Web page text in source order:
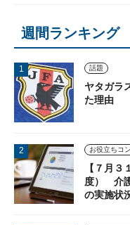
週間ランキング
話題
ヤタガラ
た理由
【７月
度） 介
の実施状